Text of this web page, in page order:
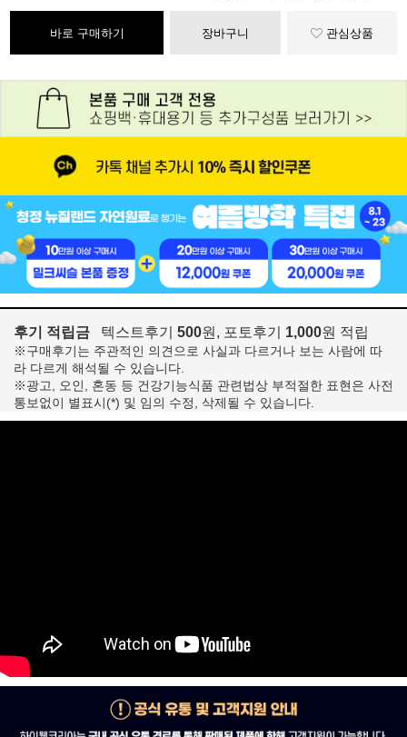
바로 구매하기 장바구니 관심상품
후기 적립금 텍스트후기 500원, 포토후기 1,000원 적립
※구매후기는 주관적인 의견으로 사실과 다르거나 보는 사람에 따
라 다르게 해석될 수 있습니다.
※광고, 오인, 혼동 등 건강기능식품 관련법상 부적절한 표현은 사전
통보없이 별표시(*) 및 임의 수정, 삭제될 수 있습니다.